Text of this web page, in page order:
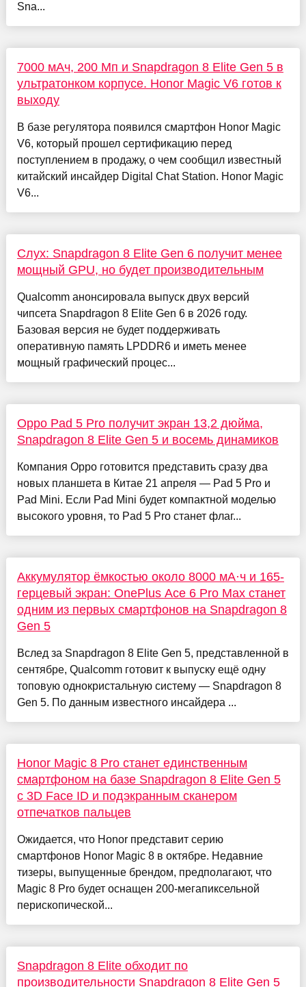
Sna...
7000 мАч, 200 Мп и Snapdragon 8 Elite Gen 5 в
ультратонком корпусе. Honor Magic V6 готов к
выходу
В базе регулятора появился смартфон Honor Magic
V6, который прошел сертификацию перед
поступлением в продажу, о чем сообщил известный
китайский инсайдер Digital Chat Station. Honor Magic
V6...
Слух: Snapdragon 8 Elite Gen 6 получит менее
мощный GPU, но будет производительным
Qualcomm анонсировала выпуск двух версий
чипсета Snapdragon 8 Elite Gen 6 в 2026 году.
Базовая версия не будет поддерживать
оперативную память LPDDR6 и иметь менее
мощный графический процес...
Oppo Pad 5 Pro получит экран 13,2 дюйма,
Snapdragon 8 Elite Gen 5 и восемь динамиков
Компания Oppo готовится представить сразу два
новых планшета в Китае 21 апреля — Pad 5 Pro и
Pad Mini. Если Pad Mini будет компактной моделью
высокого уровня, то Pad 5 Pro станет флаг...
Аккумулятор ёмкостью около 8000 мА·ч и 165-
герцевый экран: OnePlus Ace 6 Pro Max станет
одним из первых смартфонов на Snapdragon 8
Gen 5
Вслед за Snapdragon 8 Elite Gen 5, представленной в
сентябре, Qualcomm готовит к выпуску ещё одну
топовую однокристальную систему — Snapdragon 8
Gen 5. По данным известного инсайдера ...
Honor Magic 8 Pro станет единственным
смартфоном на базе Snapdragon 8 Elite Gen 5
с 3D Face ID и подэкранным сканером
отпечатков пальцев
Ожидается, что Honor представит серию
смартфонов Honor Magic 8 в октябре. Недавние
тизеры, выпущенные брендом, предполагают, что
Magic 8 Pro будет оснащен 200-мегапиксельной
перископической...
Snapdragon 8 Elite обходит по
производительности Snapdragon 8 Elite Gen 5